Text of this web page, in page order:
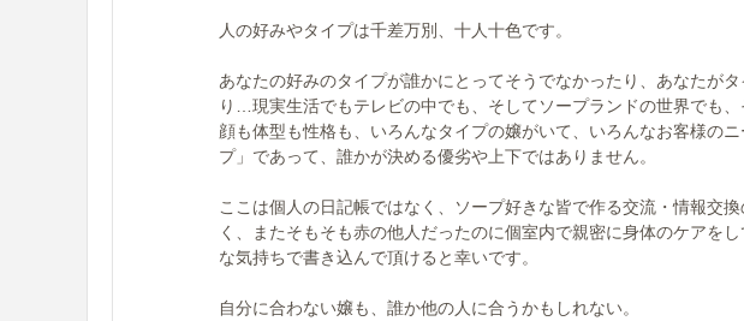
人の好みやタイプは千差万別、十人十色です。
あなたの好みのタイプが誰かにとってそうでなかったり、あなたが
り…現実生活でもテレビの中でも、そしてソープランドの世界でも、
顔も体型も性格も、いろんなタイプの嬢がいて、いろんなお客様の
プ」であって、誰かが決める優劣や上下ではありません。
ここは個人の日記帳ではなく、ソープ好きな皆で作る交流・情報交
く、またそもそも赤の他人だったのに個室内で親密に身体のケアを
な気持ちで書き込んで頂けると幸いです。
自分に合わない嬢も、誰か他の人に合うかもしれない。